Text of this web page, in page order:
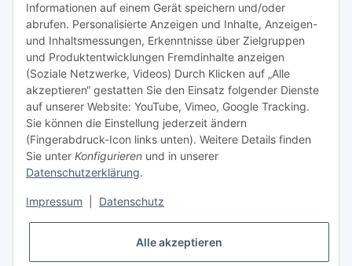
TiDis Videos auf Youtube
Nachfüllpreise für Druckerpatronen
Refillservice Patronen verpacken
TiDis Druckerwerkstatt
TiDis PC & Notebookwerkstatt
TiDis eScooter Werkstatt
GIC (German Ink Company)
Informationen auf einem Gerät speichern und/oder
abrufen. Personalisierte Anzeigen und Inhalte, Anzeigen-
und Inhaltsmessungen, Erkenntnisse über Zielgruppen
und Produktentwicklungen Fremdinhalte anzeigen
(Soziale Netzwerke, Videos) Durch Klicken auf „Alle
akzeptieren“ gestatten Sie den Einsatz folgender Dienste
auf unserer Website: YouTube, Vimeo, Google Tracking.
Sie können die Einstellung jederzeit ändern
(Fingerabdruck-Icon links unten). Weitere Details finden
Sie unter Konfigurieren und in unserer
Datenschutzerklärung.
Impressum Datenschutz
Alle akzeptieren